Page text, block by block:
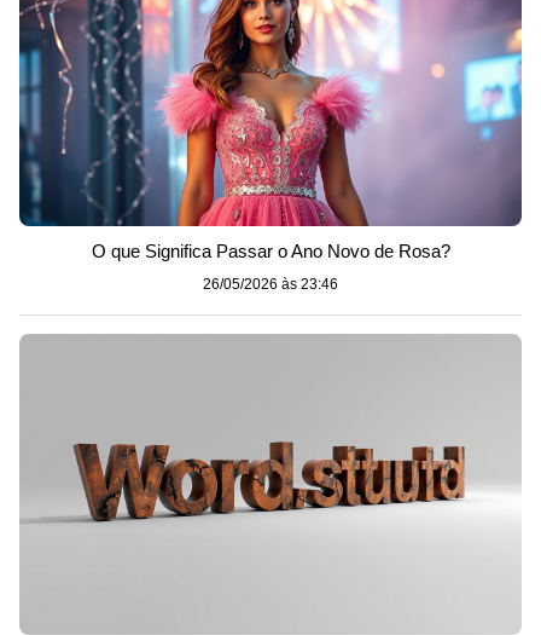
O que Significa Passar o Ano Novo de Rosa?
26/05/2026 às 23:46